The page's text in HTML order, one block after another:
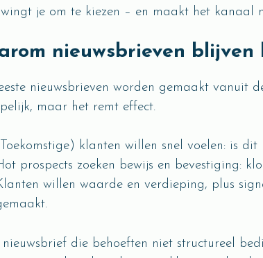
je om te kiezen – en maakt het kanaal
nieuwsbrieven
nieuwsbrieven worden gemaakt vanuit
maar het remt effect.
klanten willen snel voelen: is
prospects zoeken bewijs en bevestiging:
willen waarde en verdieping, plus
nieuwsbrief die behoeften niet structureel